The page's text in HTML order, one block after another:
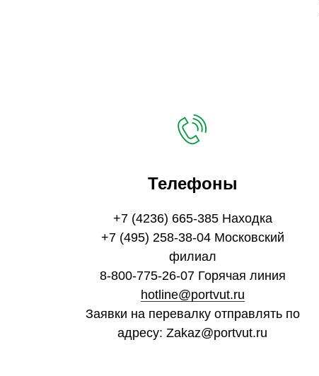
Телефоны
+7 (4236) 665-385 Находка
+7 (495) 258-38-04 Московский
филиал
8-800-775-26-07 Горячая линия
hotline@portvut.ru
Заявки на перевалку отправлять по
адресу: Zakaz@portvut.ru